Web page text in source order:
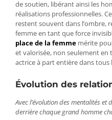
de soutien, libérant ainsi les
réalisations professionnelles.
restent souvent dans l’ombre,
femme en tant que force
place de la femme mérite
et valorisée, non seulement
actrice à part entière dans tous
Évolution des
Avec l’évolution des mentalités
derrière chaque grand homme